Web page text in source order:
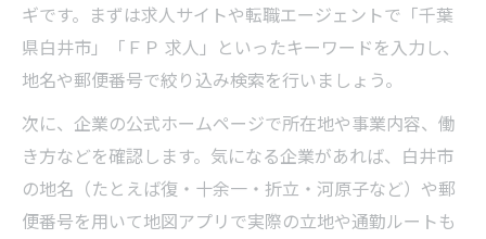
ギです。まずは求人サイトや転職エージェントで「千葉
県白井市」「ＦＰ 求人」といったキーワードを入力し、
地名や郵便番号で絞り込み検索を行いましょう。
次に、企業の公式ホームページで所在地や事業内容、働
き方などを確認します。気になる企業があれば、白井市
の地名（たとえば復・十余一・折立・河原子など）や郵
便番号を用いて地図アプリで実際の立地や通勤ルートも